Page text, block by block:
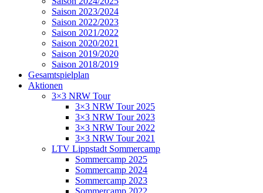
Saison 2023/2024
Saison 2022/2023
Saison 2021/2022
Saison 2020/2021
Saison 2019/2020
Saison 2018/2019
Gesamtspielplan
Aktionen
3×3 NRW Tour
3×3 NRW Tour 2025
3×3 NRW Tour 2023
3×3 NRW Tour 2022
3×3 NRW Tour 2021
LTV Lippstadt Sommercamp
Sommercamp 2025
Sommercamp 2024
Sommercamp 2023
Sommercamp 2022